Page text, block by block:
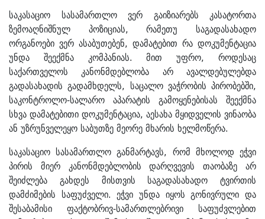
საკასაციო სასამართლო ვერ გაიზიარებს კასატორთა
ზემოაღნიშნულ პოზიციას, რამეთუ საგადასახადო
ორგანოები ვერ ასაბუთებენ, დამატებით რა დოკუმენტაცია
უნდა შეექმნა კომპანიას. მით უფრო, როდესაც
საქართველოს კანონმდებლობა არ ავალდებულებდა
გადასახადის გადამხდელს, საცალო ვაჭრობის პირობებში,
საკონტროლო-სალარო აპარატის გამოყენებისას შეექმნა
სხვა დამატებითი დოკუმენტაცია, აესახა მყიდველის ვინაობა
ან უზრუნველეყო საბუთზე მეორე მხარის ხელმოწერა.
საკასაციო სასამართლო განმარტავს, რომ მხოლოდ ეჭვი
პირის მიერ კანონმდებლობის დარღვევის თაობაზე არ
შეიძლება გახდეს მისთვის საგადასახადო ტვირთის
დამძიმების საფუძველი. ეჭვი უნდა იყოს გონივრული და
შესაბამისი ფაქტობრივ-სამართლებრივი საფუძვლებით